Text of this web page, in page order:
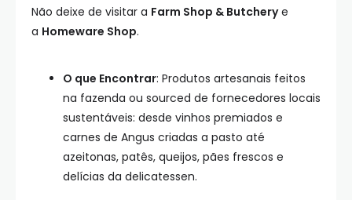
Não deixe de visitar a Farm Shop & Butcherye
a Homeware Shop.
O que Encontrar: Produtos artesanais feitos
na fazenda ou sourced de fornecedores locais
sustentáveis: desde vinhos premiados e
carnes de Angus criadas a pasto até
azeitonas, patês, queijos, pães frescos e
delícias da delicatessen.